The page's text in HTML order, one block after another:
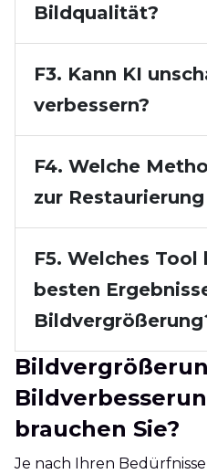
Bildqualität?
F3. Kann KI
verbessern?
F4. Welche
zur
F5. Welches
besten
brauchen Sie?
Je nach Ihren